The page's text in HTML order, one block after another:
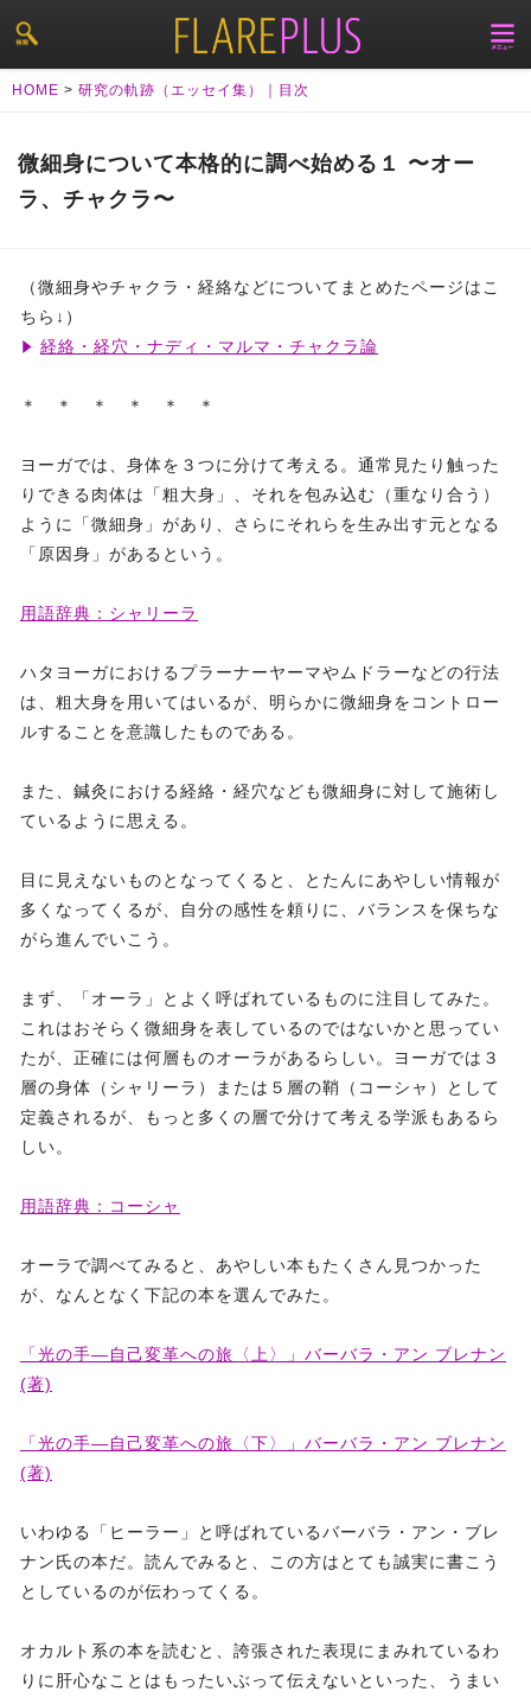
HOME > 研究の軌跡（エッセイ集）｜目次
微細身について本格的に調べ始める１ 〜オー
ラ、チャクラ〜
（微細身やチャクラ・経絡などについてまとめたページはこ
ちら↓）
経絡・経穴・ナディ・マルマ・チャクラ論
＊ ＊ ＊ ＊ ＊ ＊
ヨーガでは、身体を３つに分けて考える。通常見たり触った
りできる肉体は「粗大身」、それを包み込む（重なり合う）
ように「微細身」があり、さらにそれらを生み出す元となる
「原因身」があるという。
用語辞典：シャリーラ
ハタヨーガにおけるプラーナーヤーマやムドラーなどの行法
は、粗大身を用いてはいるが、明らかに微細身をコントロー
ルすることを意識したものである。
また、鍼灸における経絡・経穴なども微細身に対して施術し
ているように思える。
目に見えないものとなってくると、とたんにあやしい情報が
多くなってくるが、自分の感性を頼りに、バランスを保ちな
がら進んでいこう。
まず、「オーラ」とよく呼ばれているものに注目してみた。
これはおそらく微細身を表しているのではないかと思ってい
たが、正確には何層ものオーラがあるらしい。ヨーガでは３
層の身体（シャリーラ）または５層の鞘（コーシャ）として
定義されるが、もっと多くの層で分けて考える学派もあるら
しい。
用語辞典：コーシャ
オーラで調べてみると、あやしい本もたくさん見つかった
が、なんとなく下記の本を選んでみた。
「光の手―自己変革への旅〈上〉」バーバラ・アン ブレナン
(著)
「光の手―自己変革への旅〈下〉」バーバラ・アン ブレナン
(著)
いわゆる「ヒーラー」と呼ばれているバーバラ・アン・ブレ
ナン氏の本だ。読んでみると、この方はとても誠実に書こう
としているのが伝わってくる。
オカルト系の本を読むと、誇張された表現にまみれているわ
りに肝心なことはもったいぶって伝えないといった、うまい